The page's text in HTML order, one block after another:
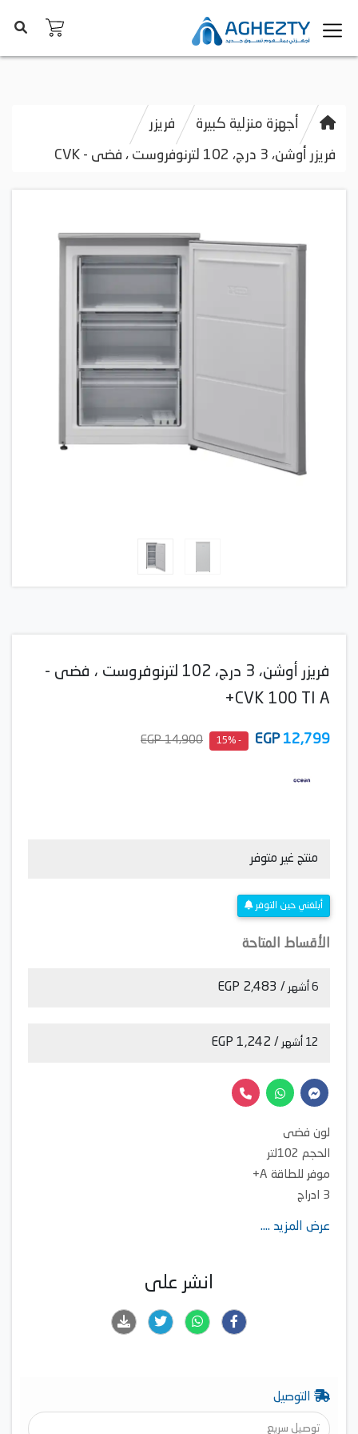
أجهزة منزلية كبيرة فريزر
فريزر أوشن، 3 درج، 102 لترنوفروست ، فضى - CVK
فريزر أوشن، 3 درج، 102 لترنوفروست ، فضى -
CVK 100 TI A+
12,799
EGP
- 15%
14,900 EGP
منتج غير متوفر
أبلغني حين التوفر
الأقساط المتاحة
6 أشهر / 2,483 EGP
12 أشهر / 1,242 EGP
لون فضى
الحجم 102لتر
موفر للطاقة A+
3 ادراج
عرض المزيد ....
انشر على
التوصيل
توصيل سريع